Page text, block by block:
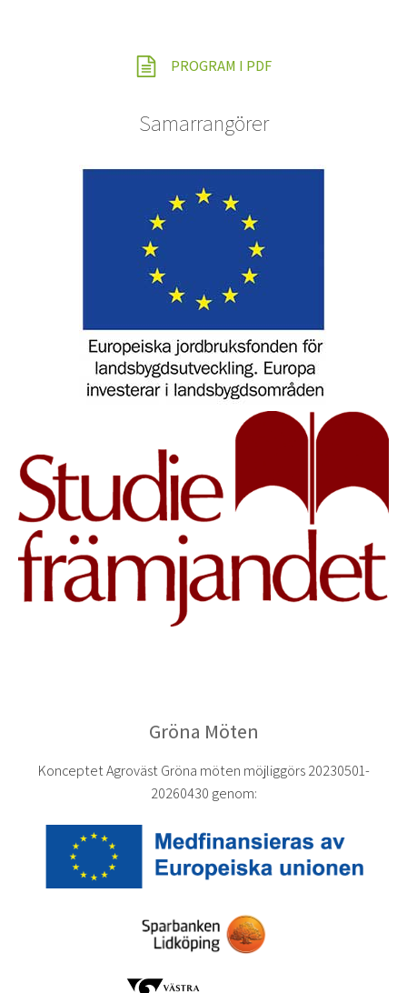
PROGRAM I PDF
Samarrangörer
Gröna Möten
Konceptet Agroväst Gröna möten möjliggörs 20230501-
20260430 genom: